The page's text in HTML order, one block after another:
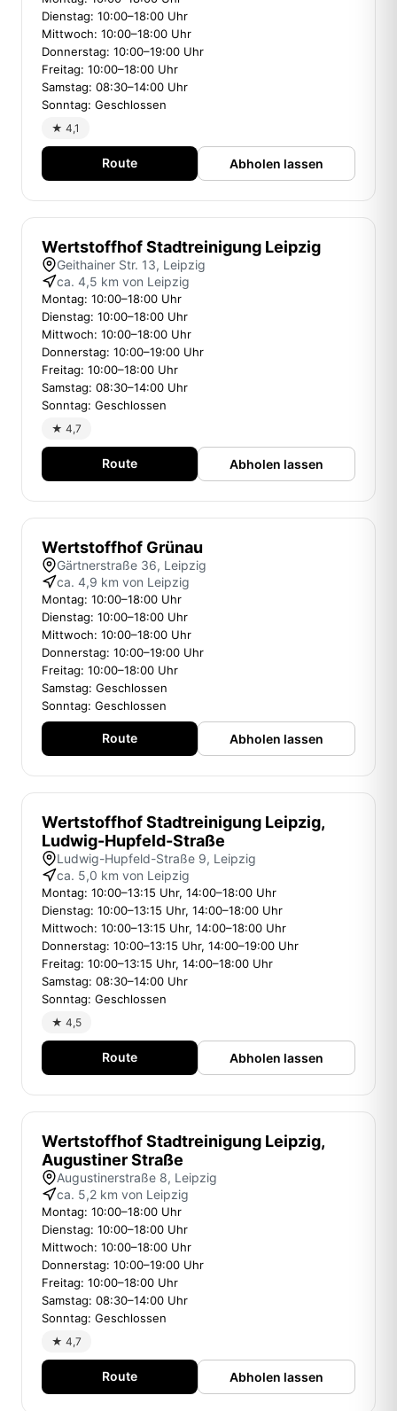
Dienstag: 10:00–18:00 Uhr
Mittwoch: 10:00–18:00 Uhr
Donnerstag: 10:00–19:00 Uhr
Freitag: 10:00–18:00 Uhr
Samstag: 08:30–14:00 Uhr
Sonntag: Geschlossen
★ 4,1
Route Abholen lassen
Wertstoffhof Stadtreinigung Leipzig
Geithainer Str. 13, Leipzig
ca. 4,5 km von Leipzig
Montag: 10:00–18:00 Uhr
Dienstag: 10:00–18:00 Uhr
Mittwoch: 10:00–18:00 Uhr
Donnerstag: 10:00–19:00 Uhr
Freitag: 10:00–18:00 Uhr
Samstag: 08:30–14:00 Uhr
Sonntag: Geschlossen
★ 4,7
Route Abholen lassen
Wertstoffhof Grünau
Gärtnerstraße 36, Leipzig
ca. 4,9 km von Leipzig
Montag: 10:00–18:00 Uhr
Dienstag: 10:00–18:00 Uhr
Mittwoch: 10:00–18:00 Uhr
Donnerstag: 10:00–19:00 Uhr
Freitag: 10:00–18:00 Uhr
Samstag: Geschlossen
Sonntag: Geschlossen
Route Abholen lassen
Wertstoffhof Stadtreinigung Leipzig,
Ludwig-Hupfeld-Straße
Ludwig-Hupfeld-Straße 9, Leipzig
ca. 5,0 km von Leipzig
Montag: 10:00–13:15 Uhr, 14:00–18:00 Uhr
Dienstag: 10:00–13:15 Uhr, 14:00–18:00 Uhr
Mittwoch: 10:00–13:15 Uhr, 14:00–18:00 Uhr
Donnerstag: 10:00–13:15 Uhr, 14:00–19:00 Uhr
Freitag: 10:00–13:15 Uhr, 14:00–18:00 Uhr
Samstag: 08:30–14:00 Uhr
Sonntag: Geschlossen
★ 4,5
Route Abholen lassen
Wertstoffhof Stadtreinigung Leipzig,
Augustiner Straße
Augustinerstraße 8, Leipzig
ca. 5,2 km von Leipzig
Montag: 10:00–18:00 Uhr
Dienstag: 10:00–18:00 Uhr
Mittwoch: 10:00–18:00 Uhr
Donnerstag: 10:00–19:00 Uhr
Freitag: 10:00–18:00 Uhr
Samstag: 08:30–14:00 Uhr
Sonntag: Geschlossen
★ 4,7
Route Abholen lassen